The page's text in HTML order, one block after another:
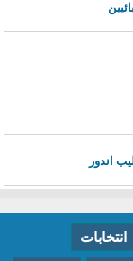
اندور
انتخابات